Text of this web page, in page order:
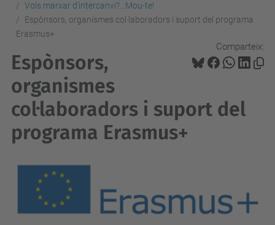
Vols marxar d'intercanvi?...Mou-te!
Espònsors, organismes col·laboradors i suport del programa
Erasmus+
Comparteix:
Espònsors,
organismes
col·laboradors i suport del
programa Erasmus+